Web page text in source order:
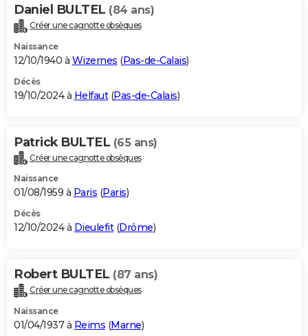
Daniel BULTEL (84 ans)
Créer une cagnotte obsèques
Naissance
12/10/1940 à Wizernes (Pas-de-Calais)
Décès
19/10/2024 à Helfaut(Pas-de-Calais)
Patrick BULTEL (65 ans)
Créer une cagnotte obsèques
Naissance
01/08/1959 à Paris (Paris)
Décès
12/10/2024 à Dieulefit(Drôme)
Robert BULTEL (87 ans)
Créer une cagnotte obsèques
Naissance
01/04/1937 à Reims (Marne)